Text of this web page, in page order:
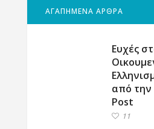
ΑΓΑΠΗΜΕΝΑ ΑΡΘΡΑ
Ευχές
από την
Post
11